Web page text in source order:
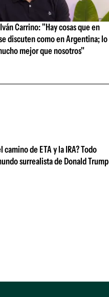
Carrino: "Hay cosas que en
discuten como en Argentina; lo
mejor que nosotros"
camino de ETA y la IRA? Todo
surrealista de Donald Trump